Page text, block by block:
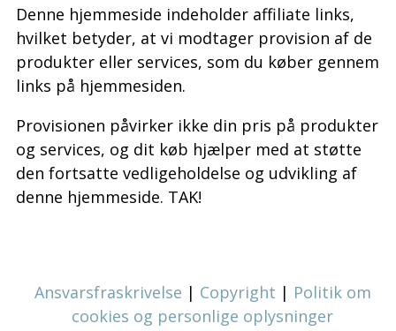
Denne hjemmeside indeholder affiliate links,
hvilket betyder, at vi modtager provision af de
produkter eller services, som du køber gennem
links på hjemmesiden.
Provisionen påvirker ikke din pris på produkter
og services, og dit køb hjælper med at støtte
den fortsatte vedligeholdelse og udvikling af
denne hjemmeside. TAK!
Ansvarsfraskrivelse | Copyright | Politik om
cookies og personlige oplysninger